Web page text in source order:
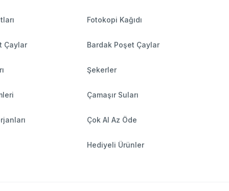
Fotokopi Kağıdı
Çaylar Bardak Poşet Çaylar
Şekerler
Çamaşır Suları
Çok Al Az Öde
Hediyeli Ürünler